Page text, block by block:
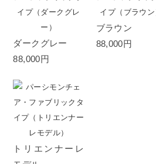
ダークグレー
88,000円
ブラウン
88,000円
トリエンナーレ